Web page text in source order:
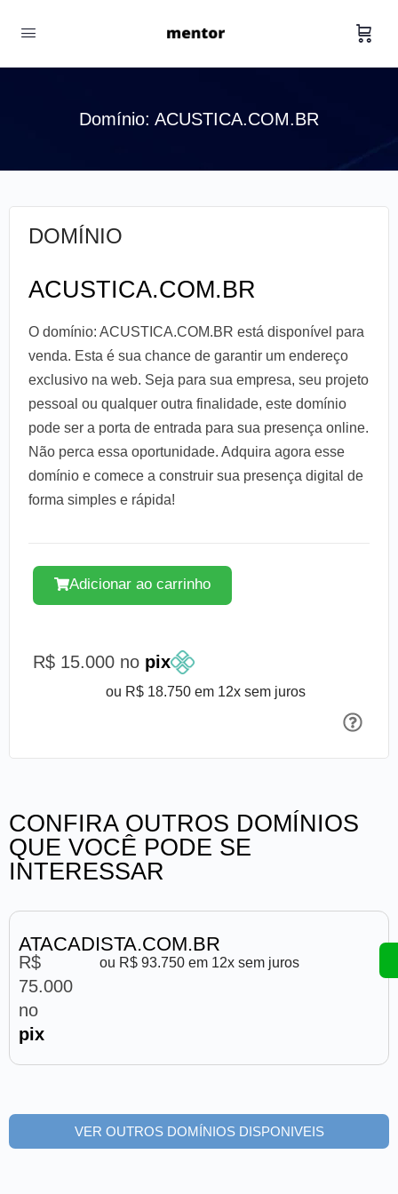
Domínio: ACUSTICA.COM.BR
DOMÍNIO
ACUSTICA.COM.BR
O domínio: ACUSTICA.COM.BR está disponível para
venda. Esta é sua chance de garantir um endereço
exclusivo na web. Seja para sua empresa, seu projeto
pessoal ou qualquer outra finalidade, este domínio
pode ser a porta de entrada para sua presença online.
Não perca essa oportunidade. Adquira agora esse
domínio e comece a construir sua presença digital de
forma simples e rápida!
Adicionar ao carrinho
R$ 15.000 no pix
ou R$ 18.750 em 12x sem juros
CONFIRA OUTROS DOMÍNIOS
QUE VOCÊ PODE SE
INTERESSAR
ATACADISTA.COM.BR
R$
75.000
no
pix
ou R$ 93.750 em 12x sem juros
VER OUTROS DOMÍNIOS DISPONIVEIS